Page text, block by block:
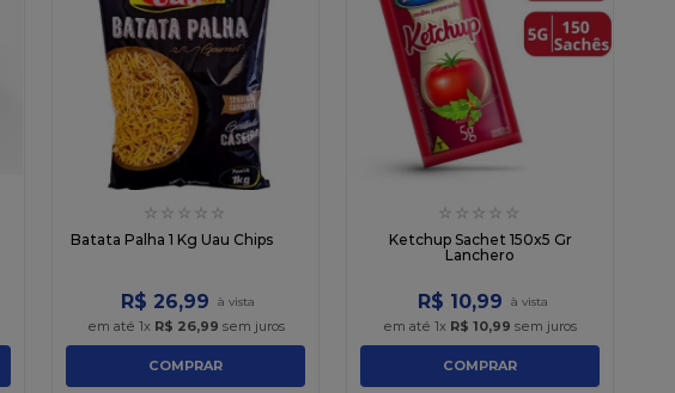
☆ ☆ ☆ ☆ ☆
Batata Palha 1 Kg Uau Chips
R$ 26,99
em até 1x R$ 26,99 sem juros
COMPRAR
☆ ☆ ☆ ☆ ☆
Ketchup Sachet 150x5 Gr
Lanchero
R$ 10,99
em até 1x R$ 10,99 sem juros
COMPRAR